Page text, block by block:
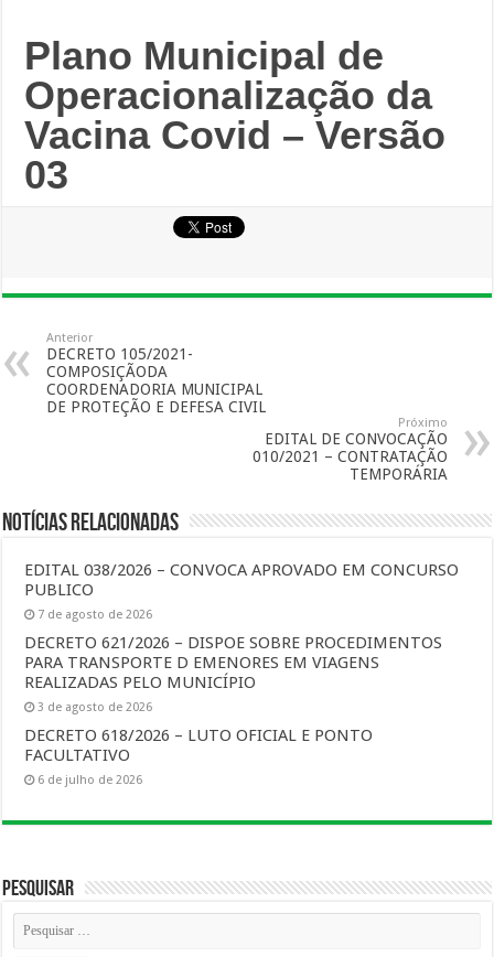
Plano Municipal de
Operacionalização da
Vacina Covid – Versão
03
Anterior
DECRETO 105/2021-
COMPOSIÇÃODA
COORDENADORIA MUNICIPAL
DE PROTEÇÃO E DEFESA CIVIL
Próximo
EDITAL DE CONVOCAÇÃO
010/2021 – CONTRATAÇÃO
TEMPORÁRIA
Notícias Relacionadas
EDITAL 038/2026 – CONVOCA APROVADO EM CONCURSO
PUBLICO
7 de agosto de 2026
DECRETO 621/2026 – DISPOE SOBRE PROCEDIMENTOS
PARA TRANSPORTE D EMENORES EM VIAGENS
REALIZADAS PELO MUNICÍPIO
3 de agosto de 2026
DECRETO 618/2026 – LUTO OFICIAL E PONTO
FACULTATIVO
6 de julho de 2026
Pesquisar